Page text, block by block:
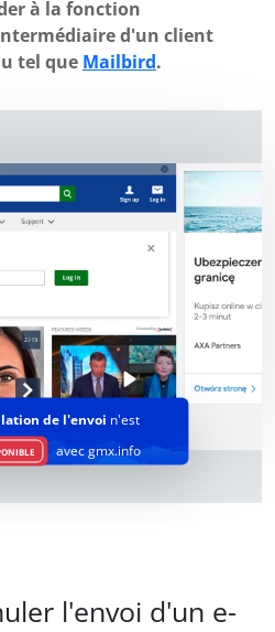
à la fonction
d'un client
tel que Mailbird.
de l'envoi n'est
avec gmx.info
l'envoi d'un e-